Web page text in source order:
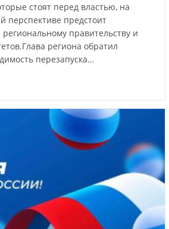
стоят перед властью, на
перспективе предстоит
правительству и
региона обратил
перезапуска…